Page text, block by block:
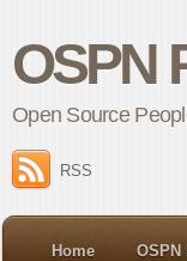
OSPN
Open Source
RSS
Home OSPN